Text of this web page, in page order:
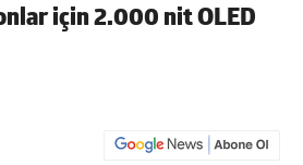
için 2.000 nit OLED